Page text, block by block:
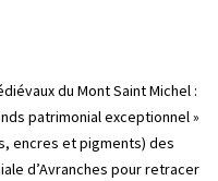
du Mont Saint Michel :
patrimonial exceptionnel »
encres et pigments) des
d’Avranches pour retracer